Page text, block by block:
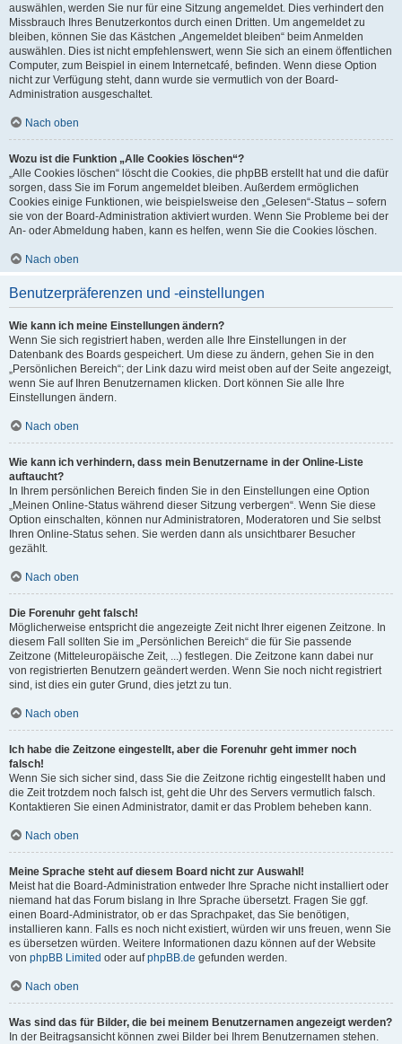
auswählen, werden Sie nur für eine Sitzung angemeldet. Dies verhindert den
Missbrauch Ihres Benutzerkontos durch einen Dritten. Um angemeldet zu
bleiben, können Sie das Kästchen „Angemeldet bleiben“ beim Anmelden
auswählen. Dies ist nicht empfehlenswert, wenn Sie sich an einem öffentlichen
Computer, zum Beispiel in einem Internetcafé, befinden. Wenn diese Option
nicht zur Verfügung steht, dann wurde sie vermutlich von der Board-
Administration ausgeschaltet.
Nach oben
Wozu ist die Funktion „Alle Cookies löschen“?
„Alle Cookies löschen“ löscht die Cookies, die phpBB erstellt hat und die dafür
sorgen, dass Sie im Forum angemeldet bleiben. Außerdem ermöglichen
Cookies einige Funktionen, wie beispielsweise den „Gelesen“-Status – sofern
sie von der Board-Administration aktiviert wurden. Wenn Sie Probleme bei der
An- oder Abmeldung haben, kann es helfen, wenn Sie die Cookies löschen.
Nach oben
Benutzerpräferenzen und -einstellungen
Wie kann ich meine Einstellungen ändern?
Wenn Sie sich registriert haben, werden alle Ihre Einstellungen in der
Datenbank des Boards gespeichert. Um diese zu ändern, gehen Sie in den
„Persönlichen Bereich“; der Link dazu wird meist oben auf der Seite angezeigt,
wenn Sie auf Ihren Benutzernamen klicken. Dort können Sie alle Ihre
Einstellungen ändern.
Nach oben
Wie kann ich verhindern, dass mein Benutzername in der Online-Liste
auftaucht?
In Ihrem persönlichen Bereich finden Sie in den Einstellungen eine Option
„Meinen Online-Status während dieser Sitzung verbergen“. Wenn Sie diese
Option einschalten, können nur Administratoren, Moderatoren und Sie selbst
Ihren Online-Status sehen. Sie werden dann als unsichtbarer Besucher
gezählt.
Nach oben
Die Forenuhr geht falsch!
Möglicherweise entspricht die angezeigte Zeit nicht Ihrer eigenen Zeitzone. In
diesem Fall sollten Sie im „Persönlichen Bereich“ die für Sie passende
Zeitzone (Mitteleuropäische Zeit, ...) festlegen. Die Zeitzone kann dabei nur
von registrierten Benutzern geändert werden. Wenn Sie noch nicht registriert
sind, ist dies ein guter Grund, dies jetzt zu tun.
Nach oben
Ich habe die Zeitzone eingestellt, aber die Forenuhr geht immer noch
falsch!
Wenn Sie sich sicher sind, dass Sie die Zeitzone richtig eingestellt haben und
die Zeit trotzdem noch falsch ist, geht die Uhr des Servers vermutlich falsch.
Kontaktieren Sie einen Administrator, damit er das Problem beheben kann.
Nach oben
Meine Sprache steht auf diesem Board nicht zur Auswahl!
Meist hat die Board-Administration entweder Ihre Sprache nicht installiert oder
niemand hat das Forum bislang in Ihre Sprache übersetzt. Fragen Sie ggf.
einen Board-Administrator, ob er das Sprachpaket, das Sie benötigen,
installieren kann. Falls es noch nicht existiert, würden wir uns freuen, wenn Sie
es übersetzen würden. Weitere Informationen dazu können auf der Website
von phpBB Limited oder aufphpBB.de gefunden werden.
Nach oben
Was sind das für Bilder, die bei meinem Benutzernamen angezeigt werden?
In der Beitragsansicht können zwei Bilder bei Ihrem Benutzernamen stehen.